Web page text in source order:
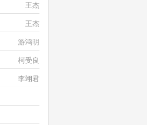
王杰
王杰
游鸿明
柯受良
李翊君